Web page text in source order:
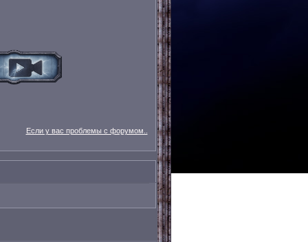
Если у вас проблемы с форумом..